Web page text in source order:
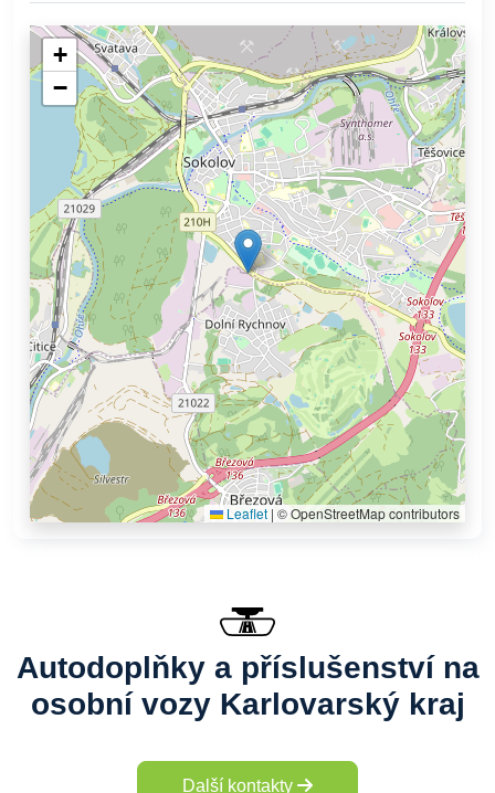
+
−
Leaflet |© OpenStreetMap contributors
Autodoplňky a příslušenství na
osobní vozy Karlovarský kraj
Další kontakty